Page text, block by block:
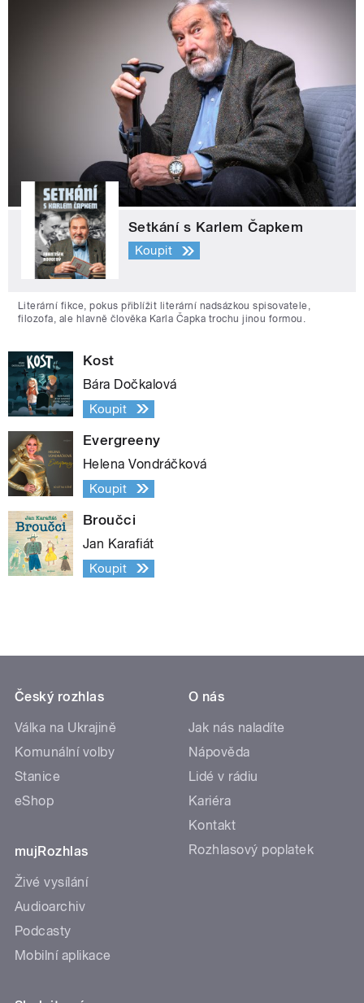
Setkání s Karlem Čapkem
Koupit
Literární fikce, pokus přiblížit literární nadsázkou spisovatele,
filozofa, ale hlavně člověka Karla Čapka trochu jinou formou.
Kost
Bára Dočkalová
Koupit
Evergreeny
Helena Vondráčková
Koupit
Broučci
Jan Karafiát
Koupit
Český rozhlas
Válka na Ukrajině
Komunální volby
Stanice
eShop
mujRozhlas
Živé vysílání
Audioarchiv
Podcasty
Mobilní aplikace
O nás
Jak nás naladíte
Nápověda
Lidé v rádiu
Kariéra
Kontakt
Rozhlasový poplatek